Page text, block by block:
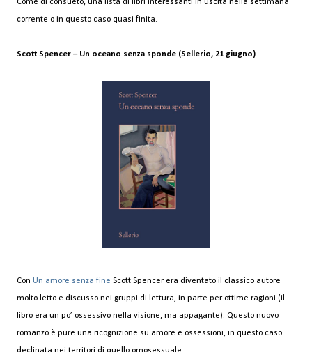
Come di consueto, una lista di libri interessanti in uscita nella settimana
corrente o in questo caso quasi finita.
Scott Spencer – Un oceano senza sponde (Sellerio, 21 giugno)
Con Un amore senza fine Scott Spencer era diventato il classico autore
molto letto e discusso nei gruppi di lettura, in parte per ottime ragioni (il
libro era un po’ ossessivo nella visione, ma appagante). Questo nuovo
romanzo è pure una ricognizione su amore e ossessioni, in questo caso